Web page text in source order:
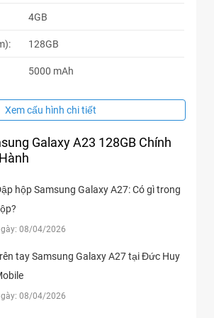
4GB
128GB
5000 mAh
Xem cấu hình chi tiết
Galaxy A23 128GB Chính
hộp Samsung Galaxy A27: Có gì trong
08/04/2026
tay Samsung Galaxy A27 tại Đức Huy
08/04/2026